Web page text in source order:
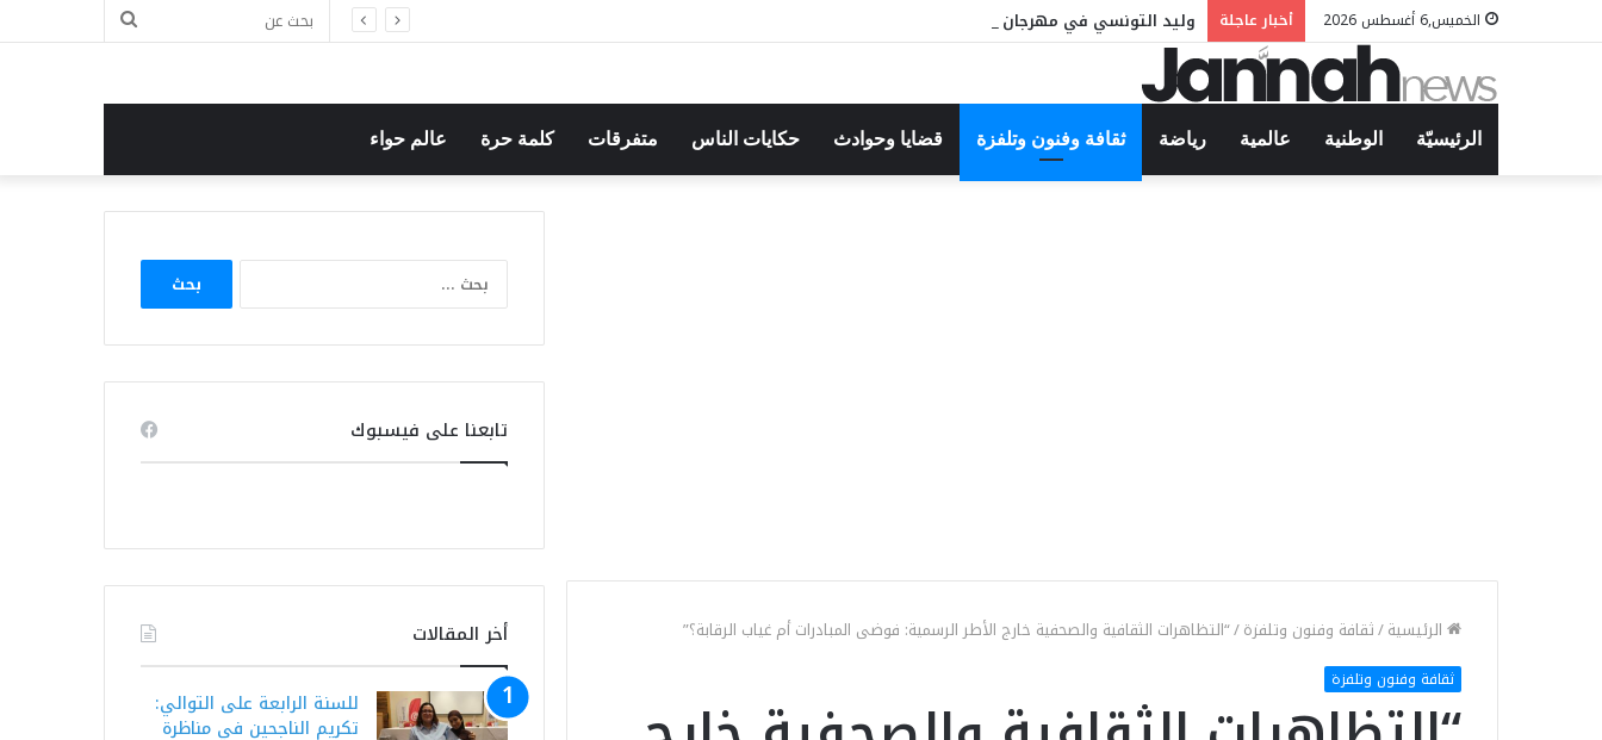
الخميس,6 أغسطس 2026 أخبار عاجلة وليد التونسي في مهرجان بوقرنين: سهرة تحتفي بالموروث الشعبي وصالح الفرزيط في البال
بحث
الرئيسيّة الوطنية عالمية رياضة ثقافة وفنون وتلفزة قضايا وحوادث حكايات الناس متفرقات كلمة حرة عالم حواء
الرئيسية/ثقافة وفنون وتلفزة/“التظاهرات الثقافية والصحفية خارج الأطر الرسمية: فوضى المبادرات أم غياب الرقابة؟”
ثقافة وفنون وتلفزة
البحث
تابعنا على فيسبوك
أخر المقالات
للسنة الرابعة على التوالي:
تكريم الناجحين في مناظرة